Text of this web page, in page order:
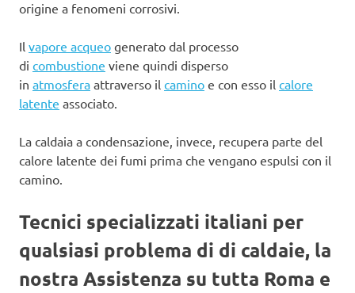
origine a fenomeni corrosivi.
Il vapore acqueo generato dal processo
di combustione viene quindi disperso
in atmosfera attraverso il camino e con esso il calore
latente associato.
La caldaia a condensazione, invece, recupera parte del
calore latente dei fumi prima che vengano espulsi con il
camino.
Tecnici specializzati italiani per
qualsiasi problema di di caldaie, la
nostra Assistenza su tutta Roma e